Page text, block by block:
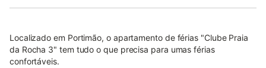
Localizado em Portimão, o apartamento de férias "Clube Praia
da Rocha 3" tem tudo o que precisa para umas férias
confortáveis.